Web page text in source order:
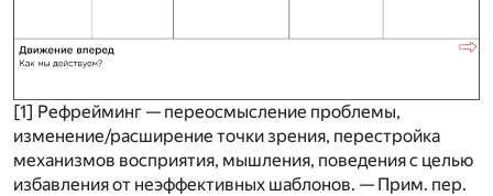
[1] Рефрейминг — переосмысление проблемы,
изменение/расширение точки зрения, перестройка
механизмов восприятия, мышления, поведения с целью
избавления от неэффективных шаблонов. — Прим. пер.